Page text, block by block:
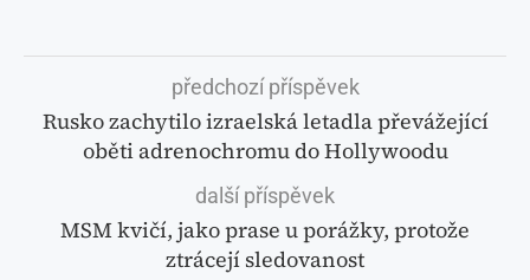
předchozí příspěvek
Rusko zachytilo izraelská letadla převážející
oběti adrenochromu do Hollywoodu
další příspěvek
MSM kvičí, jako prase u porážky, protože
ztrácejí sledovanost